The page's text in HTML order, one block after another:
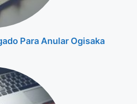
Para Anular Ogisaka